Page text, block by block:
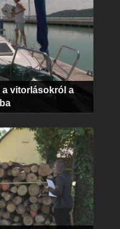
a vitorlásokról a